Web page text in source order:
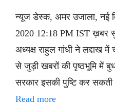
न्यूज डेस्क, अमर उजाला, नई
2020 12:18 PM IST ख़बर
अध्यक्ष राहुल गांधी ने लद्दाख
से जुड़ी खबरों की पृष्ठभूमि में
सरकार इसकी पुष्टि कर
Read more